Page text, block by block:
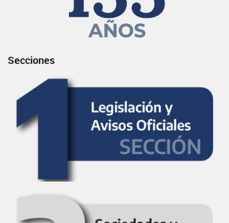
Secciones